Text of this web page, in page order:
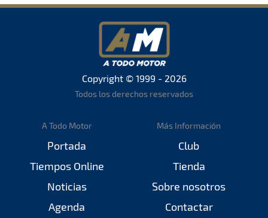
Copyright © 1999 - 2026
Todos los derechos reservados
A Todo Motor
Portada
Tiempos Online
Noticias
Agenda
Más Información
Club
Tienda
Sobre nosotros
Contactar